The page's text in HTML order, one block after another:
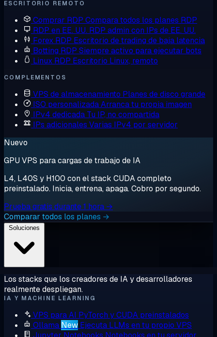
ESCRITORIO REMOTO
Comprar RDP Compara todos los planes RDP
RDP en EE. UU. RDP admin con IPs de EE. UU.
Forex RDP Escritorio de trading de baja latencia
Botting RDP Siempre activo para ejecutar bots
Linux RDP Escritorio Linux, remoto
COMPLEMENTOS
VPS de almacenamiento Planes de disco grande
ISO personalizadaArranca tu propia imagen
IPv4 dedicada Tu IP, no compartida
IPs adicionales Varias IPv4 por servidor
Nuevo
GPU VPS para cargas de trabajo de IA
L4, L40S y H100 con el stack CUDA completo
preinstalado. Inicia, entrena, apaga. Cobro por segundo.
Prueba gratis durante 1 hora →
Comparar todos los planes →
Los stacks que los creadores de IA y desarrolladores
realmente despliegan.
IA Y MACHINE LEARNING
VPS para AI PyTorch y CUDA preinstalados
Ollama New Ejecuta LLMs en tu propio VPS